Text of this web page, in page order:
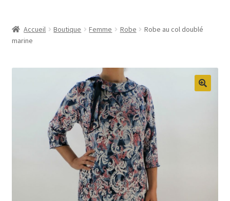
Accueil Boutique Femme Robe
Robe au col doublé
marine